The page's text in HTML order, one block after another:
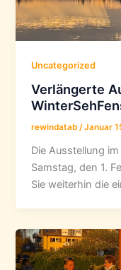
Uncategorized
Verlängerte
rewindatab/Januar
Die Ausstellung
Samstag, den 1.
Sie weiterhin die